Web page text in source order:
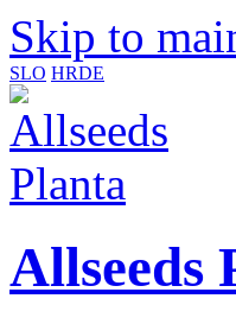
Skip to
SLO HRDE
Allseeds